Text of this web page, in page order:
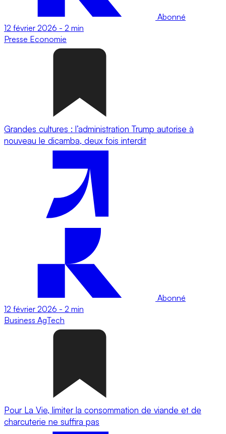
Abonné
12 février 2026 - 2 min
Presse Economie
Grandes cultures : l’administration Trump autorise à
nouveau le dicamba, deux fois interdit
Abonné
12 février 2026 - 2 min
Business AgTech
Pour La Vie, limiter la consommation de viande et de
charcuterie ne suffira pas